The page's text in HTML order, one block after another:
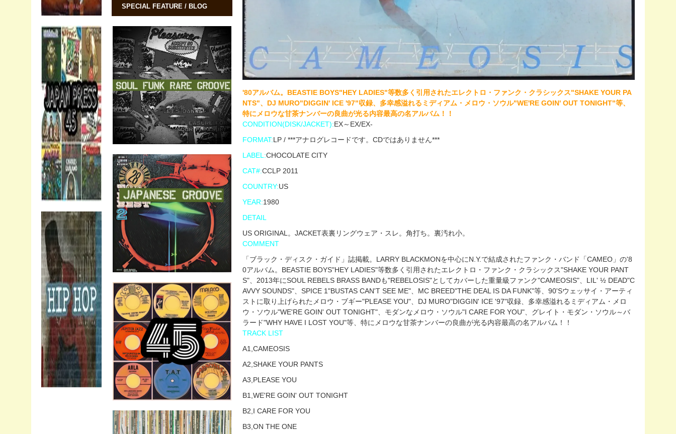
'80アルバム。BEASTIE BOYS"HEY LADIES"等数多く引用されたエレクトロ・ファンク・クラシックス"SHAKE YOUR PA
NTS"、DJ MURO"DIGGIN' ICE '97"収録、多幸感溢れるミディアム・メロウ・ソウル"WE'RE GOIN' OUT TONIGHT"等、
特にメロウな甘茶ナンバーの良曲が光る内容最高の名アルバム！！
CONDITION(DISK/JACKET):EX～EX/EX-
FORMAT:LP / ***アナログレコードです。CDではありません***
LABEL:CHOCOLATE CITY
CAT#:CCLP 2011
COUNTRY:US
YEAR:1980
DETAIL
US ORIGINAL。JACKET表裏リングウェア・スレ。角打ち。裏汚れ小。
COMMENT
「ブラック・ディスク・ガイド」誌掲載。LARRY BLACKMONを中心にN.Y.で結成されたファンク・バンド「CAMEO」の'8
0アルバム。BEASTIE BOYS"HEY LADIES"等数多く引用されたエレクトロ・ファンク・クラシックス"SHAKE YOUR PANT
S"、2013年にSOUL REBELS BRASS BANDも"REBELOSIS"としてカバーした重量級ファンク"CAMEOSIS"、LIL' ½ DEAD"C
AVVY SOUNDS"、SPICE 1"BUSTAS CAN'T SEE ME"、MC BREED"THE DEAL IS DA FUNK"等、90'Sウェッサイ・アーティ
ストに取り上げられたメロウ・ブギー"PLEASE YOU"、DJ MURO"DIGGIN' ICE '97"収録、多幸感溢れるミディアム・メロ
ウ・ソウル"WE'RE GOIN' OUT TONIGHT"、モダンなメロウ・ソウル"I CARE FOR YOU"、グレイト・モダン・ソウル～バ
ラード"WHY HAVE I LOST YOU"等、特にメロウな甘茶ナンバーの良曲が光る内容最高の名アルバム！！
TRACK LIST
A1,CAMEOSIS
A2,SHAKE YOUR PANTS
A3,PLEASE YOU
B1,WE'RE GOIN' OUT TONIGHT
B2,I CARE FOR YOU
B3,ON THE ONE
SPECIAL FEATURE / BLOG